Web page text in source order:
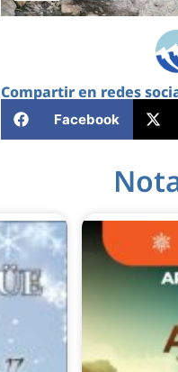
Compartir en redes
Facebook